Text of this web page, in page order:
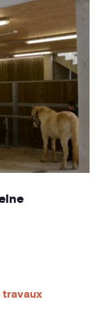
travaux